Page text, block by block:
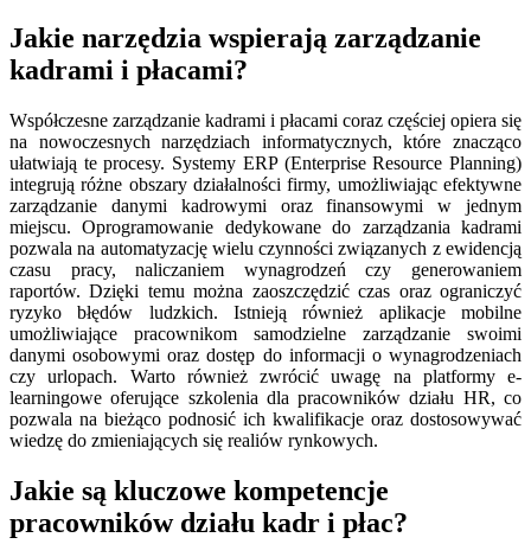
Jakie narzędzia wspierają zarządzanie
kadrami i płacami?
Współczesne zarządzanie kadrami i płacami coraz częściej opiera się
na nowoczesnych narzędziach informatycznych, które znacząco
ułatwiają te procesy. Systemy ERP (Enterprise Resource Planning)
integrują różne obszary działalności firmy, umożliwiając efektywne
zarządzanie danymi kadrowymi oraz finansowymi w jednym
miejscu. Oprogramowanie dedykowane do zarządzania kadrami
pozwala na automatyzację wielu czynności związanych z ewidencją
czasu pracy, naliczaniem wynagrodzeń czy generowaniem
raportów. Dzięki temu można zaoszczędzić czas oraz ograniczyć
ryzyko błędów ludzkich. Istnieją również aplikacje mobilne
umożliwiające pracownikom samodzielne zarządzanie swoimi
danymi osobowymi oraz dostęp do informacji o wynagrodzeniach
czy urlopach. Warto również zwrócić uwagę na platformy e-
learningowe oferujące szkolenia dla pracowników działu HR, co
pozwala na bieżąco podnosić ich kwalifikacje oraz dostosowywać
wiedzę do zmieniających się realiów rynkowych.
Jakie są kluczowe kompetencje
pracowników działu kadr i płac?